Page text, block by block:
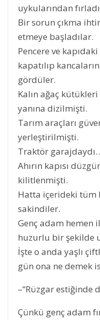
uykularından
Bir sorun çıkma
etmeye başladılar.
Pencere ve
kapatılıp
gördüler.
Kalın ağaç kütükleri
yanına dizilmişti.
Tarım araçları
yerleştirilmişti.
Traktör
Ahırın kapısı
kilitlenmişti.
Hatta içerideki tüm
sakindiler.
Genç adam hemen
huzurlu bir şekilde
İşte o anda yaşlı
gün ona ne demek
–“Rüzgar
Çünkü genç adam